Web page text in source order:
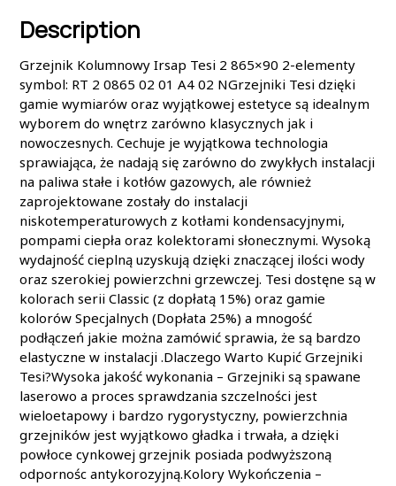
Description
Grzejnik Kolumnowy Irsap Tesi 2 865×90 2-elementy
symbol: RT 2 0865 02 01 A4 02 NGrzejniki Tesi dzięki
gamie wymiarów oraz wyjątkowej estetyce są idealnym
wyborem do wnętrz zarówno klasycznych jak i
nowoczesnych. Cechuje je wyjątkowa technologia
sprawiająca, że nadają się zarówno do zwykłych instalacji
na paliwa stałe i kotłów gazowych, ale również
zaprojektowane zostały do instalacji
niskotemperaturowych z kotłami kondensacyjnymi,
pompami ciepła oraz kolektorami słonecznymi. Wysoką
wydajność cieplną uzyskują dzięki znaczącej ilości wody
oraz szerokiej powierzchni grzewczej. Tesi dostęne są w
kolorach serii Classic (z dopłatą 15%) oraz gamie
kolorów Specjalnych (Dopłata 25%) a mnogość
podłączeń jakie można zamówić sprawia, że są bardzo
elastyczne w instalacji .Dlaczego Warto Kupić Grzejniki
Tesi?Wysoka jakość wykonania – Grzejniki są spawane
laserowo a proces sprawdzania szczelności jest
wieloetapowy i bardzo rygorystyczny, powierzchnia
grzejników jest wyjątkowo gładka i trwała, a dzięki
powłoce cynkowej grzejnik posiada podwyższoną
odpornośc antykorozyjną.Kolory Wykończenia –